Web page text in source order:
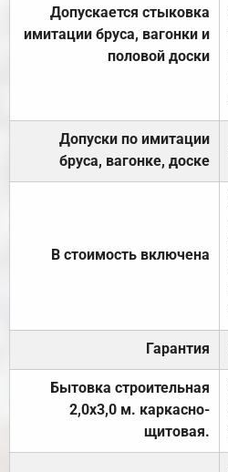
Допускается стыковка
имитации бруса, вагонки и
половой доски
Допуски по имитации
бруса, вагонке, доске
В стоимость включена
Гарантия
Бытовка строительная
2,0х3,0 м. каркасно-
щитовая.